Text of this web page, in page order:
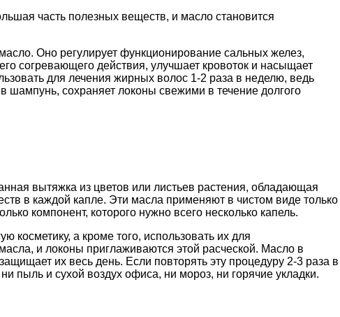
часть полезных веществ, и масло становится
Оно регулирует функционирование сальных желез,
согревающего действия, улучшает кровоток и насыщает
для лечения жирных волос 1-2 раза в неделю, ведь
шампунь, сохраняет локоны свежими в течение долгого
вытяжка из цветов или листьев растения, обладающая
в каждой капле. Эти масла применяют в чистом виде только
компонент, которого нужно всего несколько капель.
а кроме того, использовать их для
и локоны приглаживаются этой расческой. Масло в
их весь день. Если повторять эту процедуру 2-3 раза в
пыль и сухой воздух офиса, ни мороз, ни горячие укладки.